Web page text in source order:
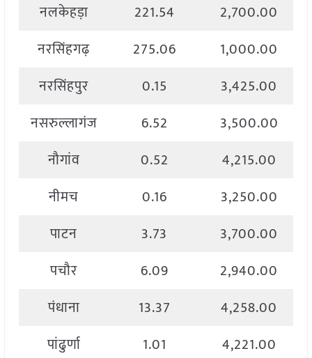
नलकेहड़ा
221.54
2,700.00
नरसिंहगढ़
275.06
1,000.00
नरसिंहपुर
0.15
3,425.00
नसरुल्लागंज
6.52
3,500.00
नौगांव
0.52
4,215.00
नीमच
0.16
3,250.00
पाटन
3.73
3,700.00
पचौर
6.09
2,940.00
पंधाना
13.37
4,258.00
पांढुर्णा
1.01
4,221.00